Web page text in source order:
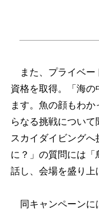
また、プライベー
資格を取得。「海
ます。魚の顔もわ
らなる挑戦につい
スカイダイビング
に？」の質問には
話し、会場を盛り上
同キャンペーンに